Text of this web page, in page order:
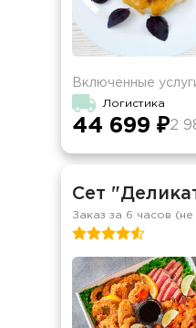
Включенные
Логистика
44 699 ₽2
Сет
Заказ за 6 часов (не